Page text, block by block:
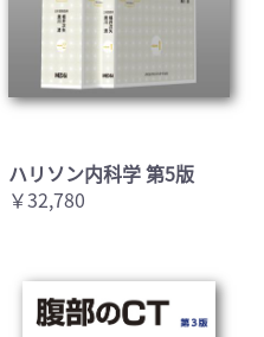
ハリソン内科学 第5版
￥32,780